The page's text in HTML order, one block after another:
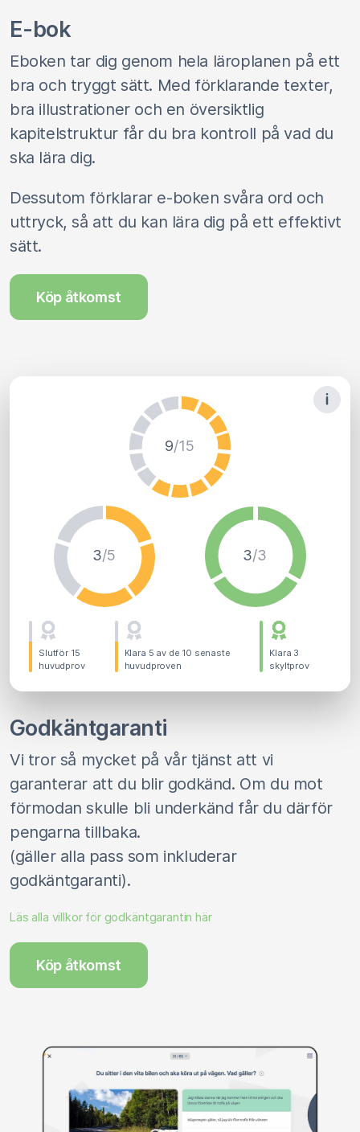
E-bok
Eboken tar dig genom hela läroplanen på ett
bra och tryggt sätt. Med förklarande texter,
bra illustrationer och en översiktlig
kapitelstruktur får du bra kontroll på vad du
ska lära dig.
Dessutom förklarar e-boken svåra ord och
uttryck, så att du kan lära dig på ett effektivt
sätt.
Köp åtkomst
9/15
3/5 3/3
Slutför 15
huvudprov
Klara 5 av de 10 senaste
huvudproven
Klara 3
skyltprov
Godkäntgaranti
Vi tror så mycket på vår tjänst att vi
garanterar att du blir godkänd. Om du mot
förmodan skulle bli underkänd får du därför
pengarna tillbaka.
(gäller alla pass som inkluderar
godkäntgaranti).
Läs alla villkor för godkäntgarantin här
Köp åtkomst